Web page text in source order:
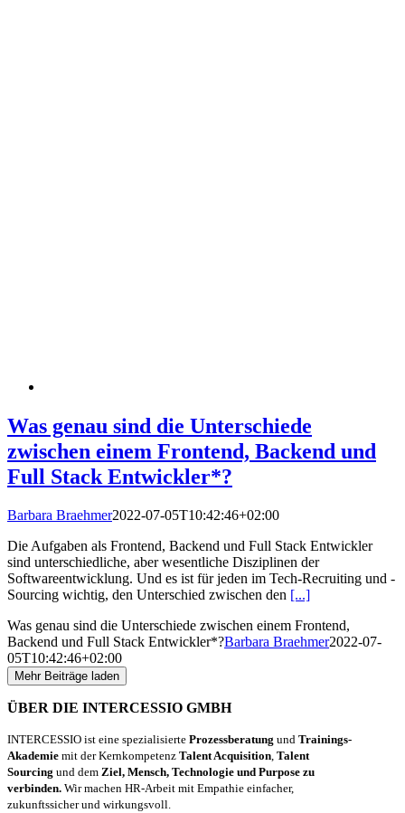
Was genau sind die Unterschiede
zwischen einem Frontend, Backend und
Full Stack Entwickler*?
Barbara Braehmer2022-07-05T10:42:46+02:00
Die Aufgaben als Frontend, Backend und Full Stack Entwickler
sind unterschiedliche, aber wesentliche Disziplinen der
Softwareentwicklung. Und es ist für jeden im Tech-Recruiting und -
Sourcing wichtig, den Unterschied zwischen den [...]
Was genau sind die Unterschiede zwischen einem Frontend,
Backend und Full Stack Entwickler*?Barbara Braehmer2022-07-
05T10:42:46+02:00
Mehr Beiträge laden
ÜBER DIE INTERCESSIO GMBH
INTERCESSIO ist eine spezialisierte Prozessberatung und Trainings-
Akademie mit der Kernkompetenz Talent Acquisition, Talent
Sourcing und dem Ziel, Mensch, Technologie und Purpose zu
verbinden. Wir machen HR-Arbeit mit Empathie einfacher,
zukunftssicher und wirkungsvoll.